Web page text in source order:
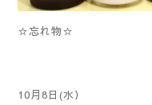
☆忘れ物☆
10月8日(水）